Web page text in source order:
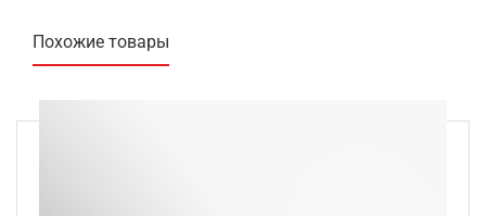
Похожие товары